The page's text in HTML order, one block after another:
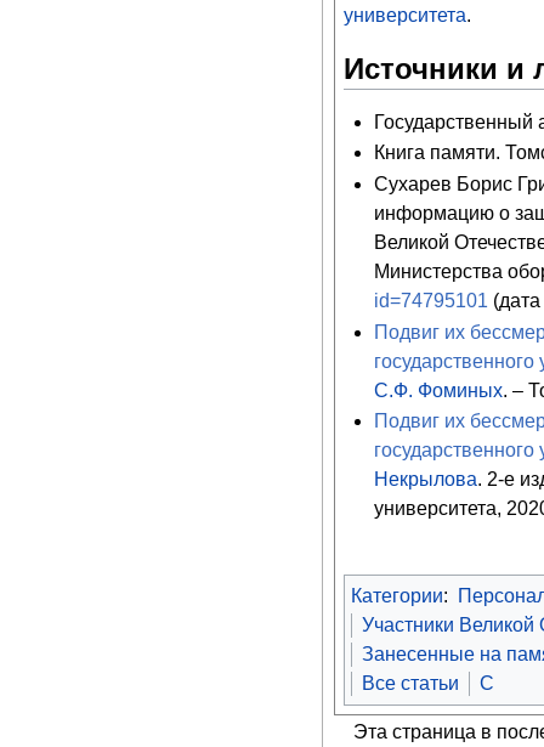
университета.
Источники и
Книга памяти.
Сухарев Борис
информацию о
Великой
Министерства
id=74795101
Подвиг их
С.Ф. Фоминых. –
Подвиг их
Некрылова. 2-е
университета,
Категории:
Участники
Занесенные на
Все статьи
С
Эта страница в